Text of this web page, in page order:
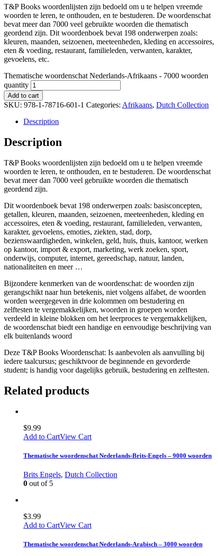
T&P Books woordenlijsten zijn bedoeld om u te helpen vreemde
woorden te leren, te onthouden, en te bestuderen. De woordenschat
bevat meer dan 7000 veel gebruikte woorden die thematisch
geordend zijn. Dit woordenboek bevat 198 onderwerpen zoals:
kleuren, maanden, seizoenen, meeteenheden, kleding en accessoires,
eten & voeding, restaurant, familieleden, verwanten, karakter,
gevoelens, etc.
Thematische woordenschat Nederlands-Afrikaans - 7000 woorden
quantity
Add to cart
SKU: 978-1-78716-601-1 Categories: Afrikaans, Dutch Collection
Description
Description
T&P Books woordenlijsten zijn bedoeld om u te helpen vreemde
woorden te leren, te onthouden, en te bestuderen. De woordenschat
bevat meer dan 7000 veel gebruikte woorden die thematisch
geordend zijn.
Dit woordenboek bevat 198 onderwerpen zoals: basisconcepten,
getallen, kleuren, maanden, seizoenen, meeteenheden, kleding en
accessoires, eten & voeding, restaurant, familieleden, verwanten,
karakter, gevoelens, emoties, ziekten, stad, dorp,
bezienswaardigheden, winkelen, geld, huis, thuis, kantoor, werken
op kantoor, import & export, marketing, werk zoeken, sport,
onderwijs, computer, internet, gereedschap, natuur, landen,
nationaliteiten en meer …
Bijzondere kenmerken van de woordenschat: de woorden zijn
gerangschikt naar hun betekenis, niet volgens alfabet, de woorden
worden weergegeven in drie kolommen om bestudering en
zelftesten te vergemakkelijken, woorden in groepen worden
verdeeld in kleine blokken om het leerproces te vergemakkelijken,
de woordenschat biedt een handige en eenvoudige beschrijving van
elk buitenlands woord
Deze T&P Books Woordenschat: Is aanbevolen als aanvulling bij
iedere taalcursus; geschiktvoor de beginnende en gevorderde
student; is handig voor dagelijks gebruik, bestudering en zelftesten.
Related products
$9.99
Add to CartView Cart
Thematische woordenschat Nederlands-Brits-Engels – 9000 woorden
Brits Engels, Dutch Collection
0 out of 5
$3.99
Add to CartView Cart
Thematische woordenschat Nederlands-Arabisch – 3000 woorden